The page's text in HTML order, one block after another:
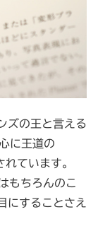
ズの王と言える
に王道の
ています。
ちろんのこ
することさえ